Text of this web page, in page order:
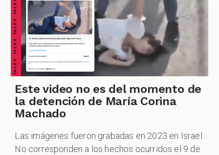
Este video no es del momento de
la detención de María Corina
Machado
Las imágenes fueron grabadas en 2023 en Israel.
No corresponden a los hechos ocurridos el 9 de